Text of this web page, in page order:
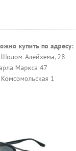
купить по адресу:
Алейхема, 28
Маркса 47
1